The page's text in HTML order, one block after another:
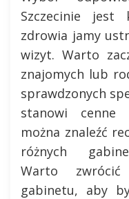
Szczecinie jest
zdrowia jamy
wizyt. Warto
znajomych lub
sprawdzonych
stanowi cenne
można znaleźć
różnych
Warto
gabinetu, aby